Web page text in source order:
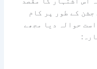
کے طور پر کام
حوالہ دیا
مجھے